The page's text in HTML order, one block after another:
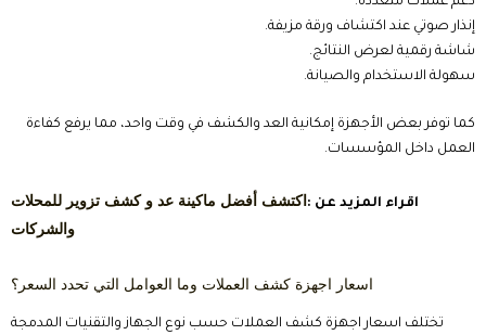
إنذار صوتي عند اكتشاف ورقة مزيفة.
شاشة رقمية لعرض النتائج.
سهولة الاستخدام والصيانة.
كما توفر بعض الأجهزة إمكانية العد والكشف في وقت واحد، مما يرفع كفاءة
العمل داخل المؤسسات.
اقراء المزيد عن : اكتشف أفضل ماكينة عد و كشف تزوير للمحلات
والشركات
اسعار اجهزة كشف العملات وما العوامل التي تحدد السعر؟
تختلف اسعار اجهزة كشف العملات حسب نوع الجهاز والتقنيات المدمجة